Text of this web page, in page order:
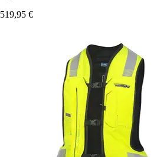
519,95 €